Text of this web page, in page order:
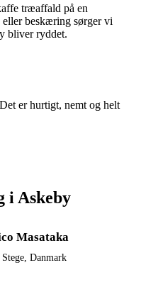
træaffald på en
beskæring sørger vi
bliver ryddet.
er hurtigt, nemt og helt
Askeby
Masataka
Danmark